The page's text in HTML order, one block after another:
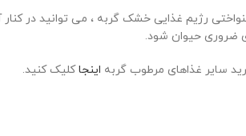
رژیم غذایی خشک گربه ، می توانید در
ضروری حیوان شود.
سایر غذاهای مرطوب گربه اینجاکلیک کنید.